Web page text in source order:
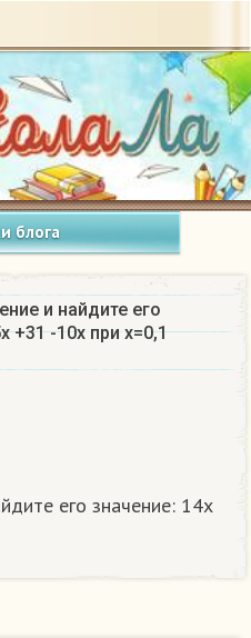
блога
и найдите его
+31 -10x при x=0,1
его значение: 14x